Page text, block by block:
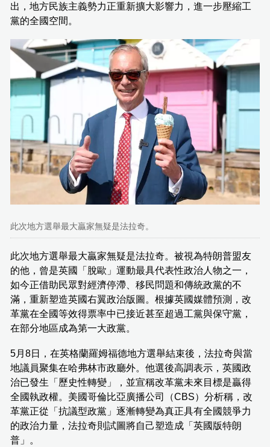
出，地方民族主義勢力正重新擴大影響力，進一步壓縮工
黨的全國空間。
此次地方選舉最大贏家無疑是法拉奇。
此次地方選舉最大贏家無疑是法拉奇。被視為特朗普盟友
的他，曾是英國「脫歐」運動最具代表性政治人物之一，
如今正借助民眾對經濟停滯、移民問題和傳統政黨的不
滿，重新塑造英國右翼政治版圖。根據英國媒體預測，改
革黨在全國等效得票率中已接近甚至超過工黨與保守黨，
在部分地區成為第一大政黨。
5月8日，在英格蘭羅姆福德地方選舉結束後，法拉奇與當
地議員聚集在哈弗林市政廳外。他選後高調表示，英國政
治已發生「歷史性轉變」，並宣稱改革黨未來目標是贏得
全國執政權。美國哥倫比亞廣播公司（CBS）分析稱，改
革黨正從「抗議型政黨」逐漸轉變為真正具有全國競爭力
的政治力量，法拉奇則試圖將自己塑造成「英國版特朗
普」。